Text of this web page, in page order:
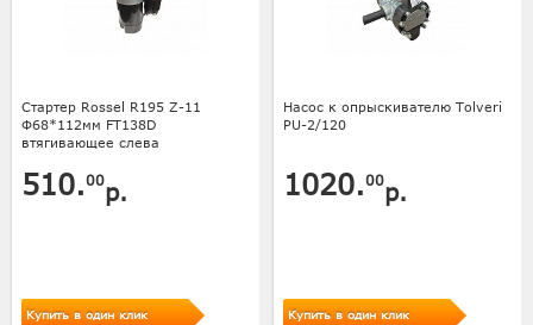
Стартер Rossel R195 Z-11
Ф68*112мм FT138D
втягивающее слева
510.00р.
Купить в один клик
Насос к опрыскивателю Tolveri
PU-2/120
1020.00р.
Купить в один клик